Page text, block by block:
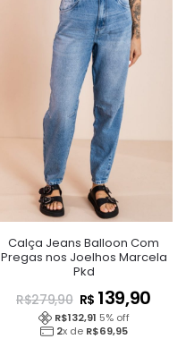
Calça Jeans Balloon Com
Pregas nos Joelhos Marcela
Pkd
R$279,90 R$ 139,90
R$132,91 5% off
2x de R$69,95